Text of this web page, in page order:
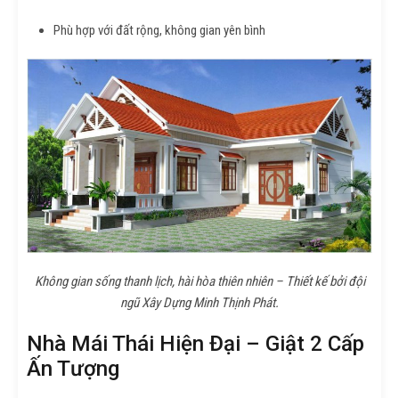
Phù hợp với đất rộng, không gian yên bình
Không gian sống thanh lịch, hài hòa thiên nhiên – Thiết kế bởi đội
ngũ Xây Dựng Minh Thịnh Phát.
Nhà Mái Thái Hiện Đại – Giật 2 Cấp
Ấn Tượng